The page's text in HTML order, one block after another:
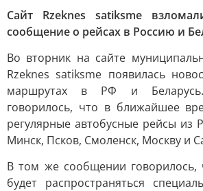
Cайт Rzeknes satiksme
сообщение о рейсах в Россию и
Во вторник на сайте
Rzeknes satiksme появилась
маршрутах в РФ и
говорилось, что в ближайшее
регулярные автобусные рейсы из
Минск, Псков, Смоленск, Москву и
В том же сообщении говорилось,
будет распространяться